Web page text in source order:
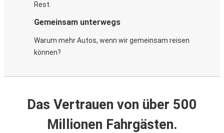
Rest.
Gemeinsam unterwegs
Warum mehr Autos, wenn wir gemeinsam reisen
können?
Das Vertrauen von über 500
Millionen Fahrgästen.